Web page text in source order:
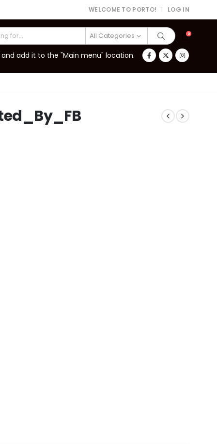
WELCOME TO PORTO! | LOG IN
All Categories 0
add it to the "Main menu" location.